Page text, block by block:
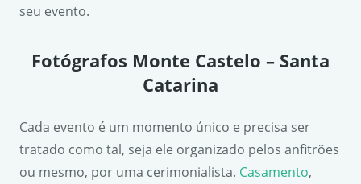
seu evento.
Fotógrafos Monte Castelo – Santa
Catarina
Cada evento é um momento único e precisa ser
tratado como tal, seja ele organizado pelos anfitrões
ou mesmo, por uma cerimonialista. Casamento,